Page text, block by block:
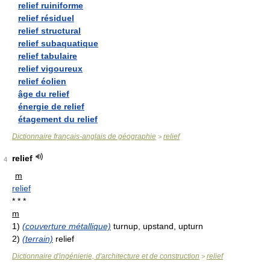
relief ruiniforme
relief résiduel
relief structural
relief subaquatique
relief tabulaire
relief vigoureux
relief éolien
âge du relief
énergie de relief
étagement du relief
Dictionnaire français-anglais de géographie > relief
4
relief
m
relief
* * *
m
1) (couverture métallique) turnup, upstand, upturn
2) (terrain) relief
Dictionnaire d'ingénierie, d'architecture et de construction > relief